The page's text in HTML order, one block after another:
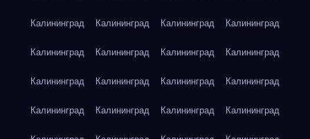
Калининград Калининград Калининград Калининград
Калининград Калининград Калининград Калининград
Калининград Калининград Калининград Калининград
Калининград Калининград Калининград Калининград